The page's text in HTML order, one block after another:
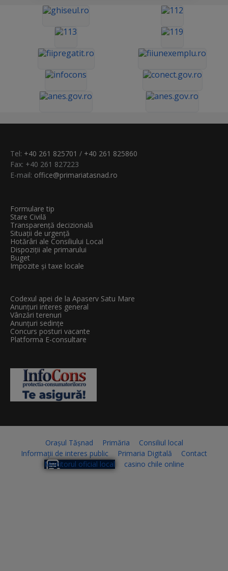
Tel: +40 261 825701 / +40 261 825860
Fax: +40 261 827223
E-mail: office@primariatasnad.ro
Formulare tip
Stare Civilă
Transparenţă decizională
Situații de urgență
Hotărâri ale Consiliului Local
Dispoziții ale primarului
Buget
Impozite și taxe locale
Codexul apei de la Apaserv Satu Mare
Anunțuri interes general
Vânzări terenuri
Anunțuri sedințe
Concurs posturi vacante
Platforma E-consultare
Orașul Tășnad Primăria
Consiliul local
Informații de interes public
Primaria Digitală
Contact
Monitorul oficial local
casino chile online